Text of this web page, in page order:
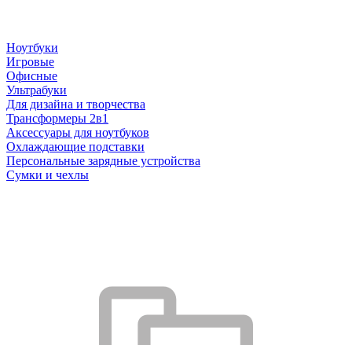
Ноутбуки
Игровые
Офисные
Ультрабуки
Для дизайна и творчества
Трансформеры 2в1
Аксессуары для ноутбуков
Охлаждающие подставки
Персональные зарядные устройства
Сумки и чехлы